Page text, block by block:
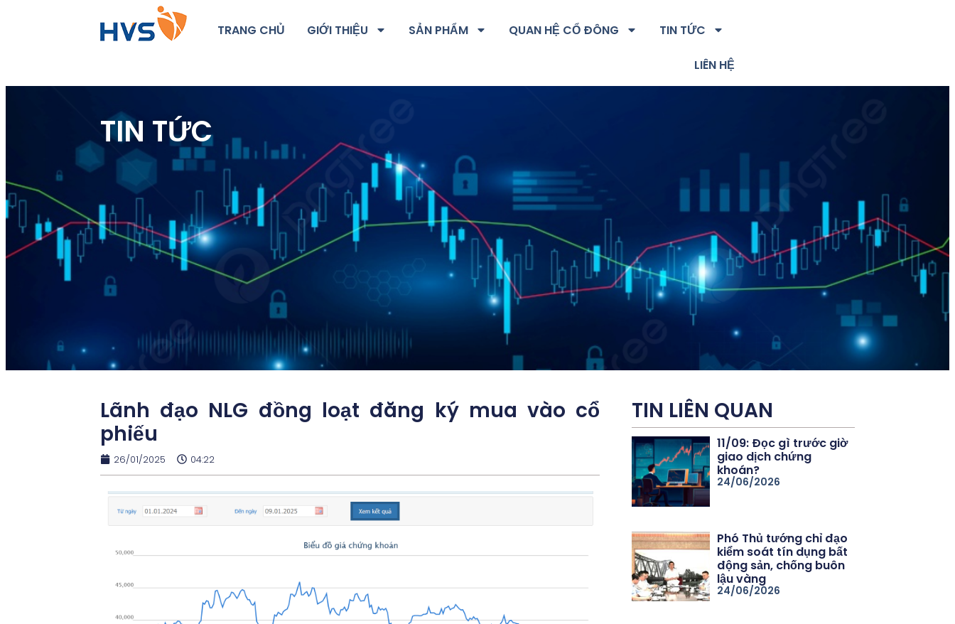
TRANG CHỦ GIỚI THIỆU SẢN PHẨM QUAN HỆ CỔ ĐÔNG TIN TỨC
LIÊN HỆ
TIN TỨC
Lãnh đạo NLG đồng loạt đăng ký mua vào cổ
phiếu
26/01/2025 04:22
TIN LIÊN QUAN
11/09: Đọc gì trước giờ
giao dịch chứng
khoán?
24/06/2026
Phó Thủ tướng chỉ đạo
kiểm soát tín dụng bất
động sản, chống buôn
lậu vàng
24/06/2026